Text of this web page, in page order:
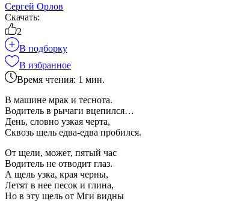
Сергей Орлов
Скачать:
2
В подборку
В избранное
Время чтения: 1 мин.
В машине мрак и теснота.
Водитель в рычаги вцепился…
День, словно узкая черта,
Сквозь щель едва-едва пробился.
От щели, может, пятый час
Водитель не отводит глаз.
А щель узка, края черны,
Летят в нее песок и глина,
Но в эту щель от Мги видны